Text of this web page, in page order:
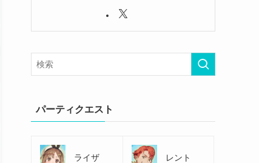
パーティクエスト
ライザ レント